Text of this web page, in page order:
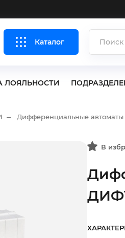
Каталог
ЛОЯЛЬНОСТИ
Дифференциальные автоматы
В